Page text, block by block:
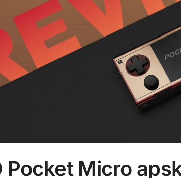
Pocket Micro